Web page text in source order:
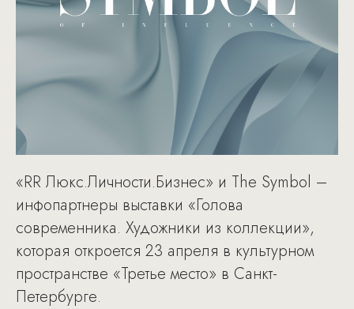
«RR Люкс.Личности.Бизнес» и The Symbol –
инфопартнеры выставки «Голова
современника. Художники из коллекции»,
которая откроется 23 апреля в культурном
пространстве «Третье место» в Санкт-
Петербурге.